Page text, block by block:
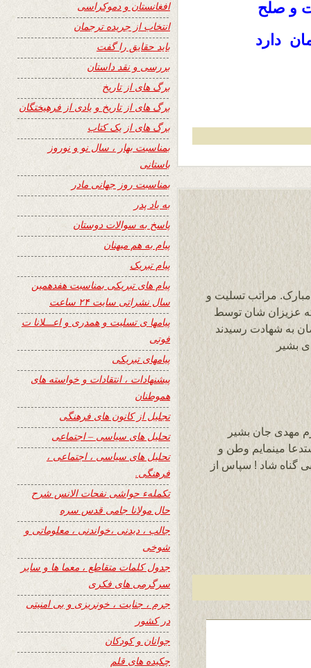
و صلح
دارد
مراتب تسلیت و
عزیزان شان توسط
به شهادت رسیدند
بشیر
مهدی جان بشیر
مینمایم وطن و
گناه شاد ! سپاس از
افغانستان و دموکراسی
انتخاب از جریده ترجمان
باید حقایق را گفت
بررسی و نقد داستان
برگ های از تاریخ
برگ های از تاریخ و یادی از فرهیختگان
برگ های از یک کتاب
بمناسبت بهار ، سال نو و نوروز
باستانی
بمناسبت روز جهانی مادر
به یاد پدر
پاسخ به سوالات دوستان
پیام به هم میهنان
پیام تبریک
پیام های تبریکی بمناسبت هفدهمین
سال نشراتی سایت ۲۴ ساعت
پیامها ی تسلیت و همدری و اعـــلانا ت
فوتی
پیامهای تبریکی
پیشنهادات ، انتقادات و خواسته های
هموطنان
تجلیل از کانون های فرهنگی
تحلیل های سیاسی – اجتماعی
تحلیل های سیاسی ، اجتماعی ،
فرهنگی.
تکملهء حواشی نفحات الانس شرح
حال مولانا جامی قدس سره
جالب ، دیدنی ،خواندنی ، معلوماتی و
شوخی
جدول کلمات متقاطع ، معما ها و سایر
سرگرمی های فکری
جرم ، جنایت ، خونریزی و بی امنیتی
در کشور
جوانان و کودکان
چکیده های قلم